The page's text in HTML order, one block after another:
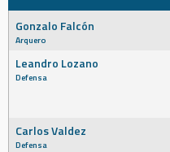
Gonzalo Falcón
Arquero
Leandro Lozano
Defensa
Carlos Valdez
Defensa